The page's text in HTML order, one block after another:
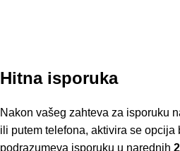
Hitna isporuka
Nakon vašeg zahteva za isporuku
ili putem telefona, aktivira se opcija
podrazumeva isporuku u narednih